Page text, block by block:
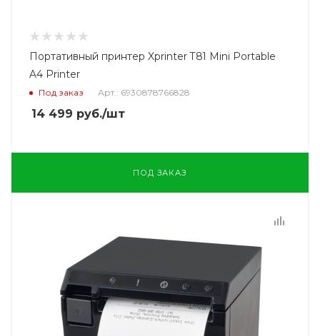
Портативный принтер Xprinter T81 Mini Portable
A4 Printer
Под заказ Арт.: 6930878766828
14 499 руб./шт
ПОД ЗАКАЗ